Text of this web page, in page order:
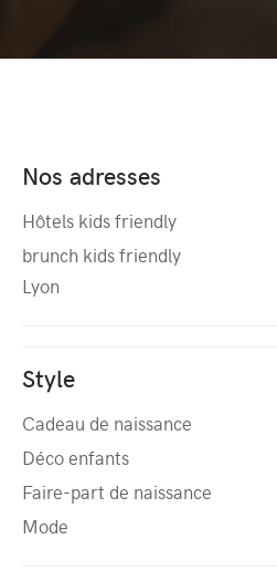
Nos adresses
Hôtels kids friendly
brunch kids friendly
Lyon
Style
Cadeau de naissance
Déco enfants
Faire-part de naissance
Mode